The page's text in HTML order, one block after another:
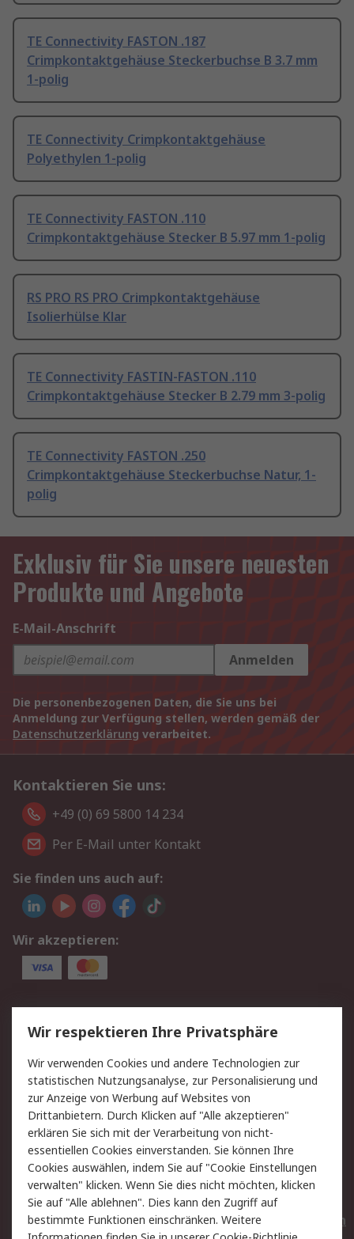
TE Connectivity FASTON .187
Crimpkontaktgehäuse Steckerbuchse B 3.7 mm
1-polig
TE Connectivity Crimpkontaktgehäuse
Polyethylen 1-polig
TE Connectivity FASTON .110
Crimpkontaktgehäuse Stecker B 5.97 mm 1-polig
RS PRO RS PRO Crimpkontaktgehäuse
Isolierhülse Klar
TE Connectivity FASTIN-FASTON .110
Crimpkontaktgehäuse Stecker B 2.79 mm 3-polig
TE Connectivity FASTON .250
Crimpkontaktgehäuse Steckerbuchse Natur, 1-
polig
Exklusiv für Sie unsere neuesten
Produkte und Angebote
E-Mail-Anschrift
Anmelden
Die personenbezogenen Daten, die Sie uns bei
Anmeldung zur Verfügung stellen, werden gemäß der
Datenschutzerklärung verarbeitet.
Kontaktieren Sie uns:
+49 (0) 69 5800 14 234
Per E-Mail unter Kontakt
Sie finden uns auch auf:
Wir akzeptieren:
Service
Value Added Services
Lieferlösungen
Rücksendungen
Kontakt
Hilfe
Privatkunden
Rechtliches
AGB
Datenschutz
Cookie-Richtlinie
Zahlungsbedingungen
Copyright/Impressum
Entsorgung
Elektrogeräte/Batterien
Wir respektieren Ihre Privatsphäre
Wir verwenden Cookies und andere Technologien zur
statistischen Nutzungsanalyse, zur Personalisierung und
zur Anzeige von Werbung auf Websites von
Drittanbietern. Durch Klicken auf "Alle akzeptieren"
erklären Sie sich mit der Verarbeitung von nicht-
essentiellen Cookies einverstanden. Sie können Ihre
Cookies auswählen, indem Sie auf "Cookie Einstellungen
verwalten" klicken. Wenn Sie dies nicht möchten, klicken
Sie auf "Alle ablehnen". Dies kann den Zugriff auf
bestimmte Funktionen einschränken. Weitere